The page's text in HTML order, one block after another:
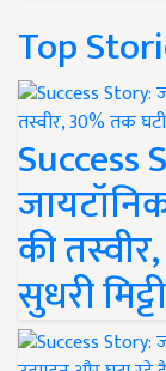
Top
की
सुधरी